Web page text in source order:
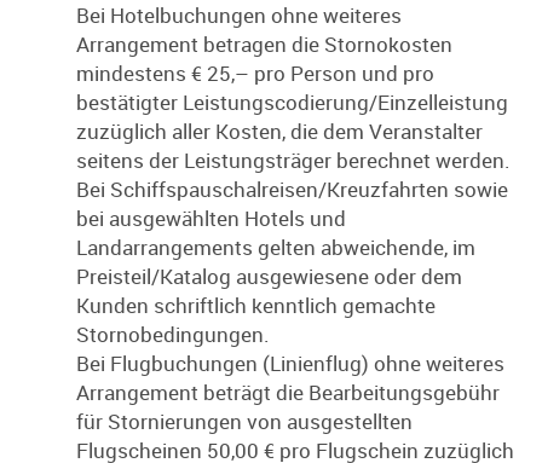
Bei Hotelbuchungen ohne weiteres
Arrangement betragen die Stornokosten
mindestens € 25,– pro Person und pro
bestätigter Leistungscodierung/Einzelleistung
zuzüglich aller Kosten, die dem Veranstalter
seitens der Leistungsträger berechnet werden.
Bei Schiffspauschalreisen/Kreuzfahrten sowie
bei ausgewählten Hotels und
Landarrangements gelten abweichende, im
Preisteil/Katalog ausgewiesene oder dem
Kunden schriftlich kenntlich gemachte
Stornobedingungen.
Bei Flugbuchungen (Linienflug) ohne weiteres
Arrangement beträgt die Bearbeitungsgebühr
für Stornierungen von ausgestellten
Flugscheinen 50,00 € pro Flugschein zuzüglich